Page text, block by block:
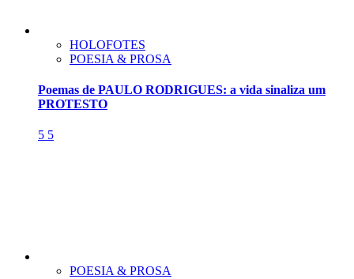
HOLOFOTES
POESIA & PROSA
Poemas de PAULO RODRIGUES: a vida sinaliza um
PROTESTO
5 5
POESIA & PROSA